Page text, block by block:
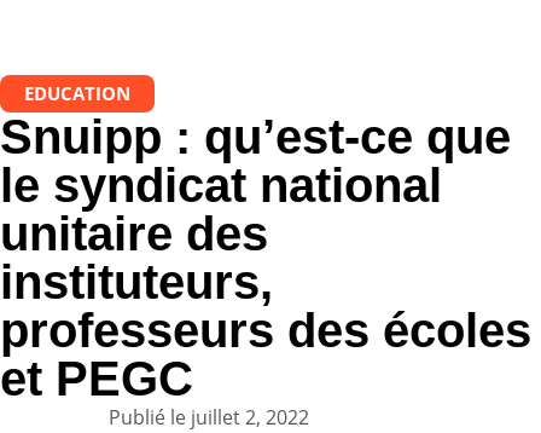
EDUCATION
Snuipp : qu’est-ce que
le syndicat national
unitaire des
instituteurs,
professeurs des écoles
et PEGC
Publié le juillet 2, 2022